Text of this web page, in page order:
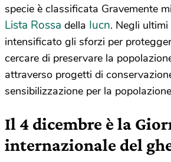
specie è classificata Gravemente
Lista Rossa della Iucn. Negli ultimi
intensificato gli sforzi per
cercare di preservare la
attraverso progetti di
sensibilizzazione per la
Il 4 dicembre è la
internazionale del